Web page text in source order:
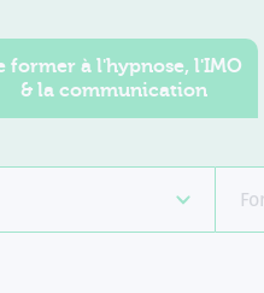
former à l'hypnose, l'IMO
& la communication